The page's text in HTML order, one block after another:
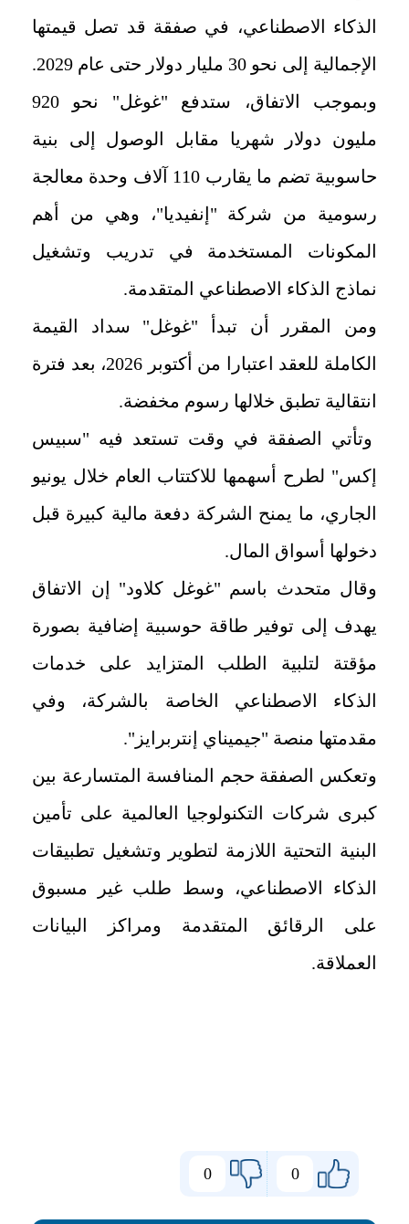
الذكاء الاصطناعي، في صفقة قد تصل قيمتها
الإجمالية إلى نحو 30 مليار دولار حتى عام 2029.
وبموجب الاتفاق، ستدفع "غوغل" نحو 920
مليون دولار شهريا مقابل الوصول إلى بنية
حاسوبية تضم ما يقارب 110 آلاف وحدة معالجة
رسومية من شركة "إنفيديا"، وهي من أهم
المكونات المستخدمة في تدريب وتشغيل
نماذج الذكاء الاصطناعي المتقدمة.
ومن المقرر أن تبدأ "غوغل" سداد القيمة
الكاملة للعقد اعتبارا من أكتوبر 2026، بعد فترة
انتقالية تطبق خلالها رسوم مخفضة.
وتأتي الصفقة في وقت تستعد فيه "سبيس
إكس" لطرح أسهمها للاكتتاب العام خلال يونيو
الجاري، ما يمنح الشركة دفعة مالية كبيرة قبل
دخولها أسواق المال.
وقال متحدث باسم "غوغل كلاود" إن الاتفاق
يهدف إلى توفير طاقة حوسبية إضافية بصورة
مؤقتة لتلبية الطلب المتزايد على خدمات
الذكاء الاصطناعي الخاصة بالشركة، وفي
مقدمتها منصة "جيميناي إنتربرايز".
وتعكس الصفقة حجم المنافسة المتسارعة بين
كبرى شركات التكنولوجيا العالمية على تأمين
البنية التحتية اللازمة لتطوير وتشغيل تطبيقات
الذكاء الاصطناعي، وسط طلب غير مسبوق
على الرقائق المتقدمة ومراكز البيانات
العملاقة.
0
0